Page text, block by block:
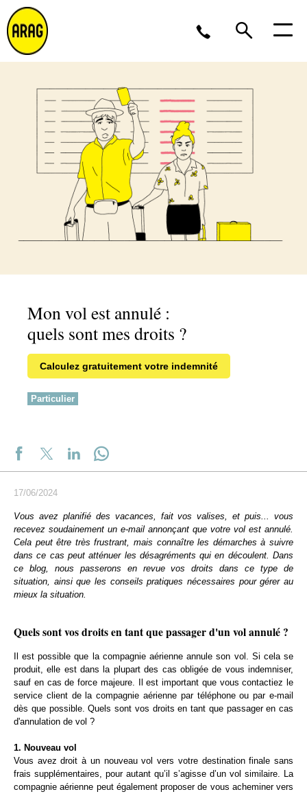
Lu/Je 9 – 17, Ve 9 -16
02 643 12 11
Mon vol est annulé :
quels sont mes droits ?
Calculez gratuitement votre indemnité
Particulier
17/06/2024
Vous avez planifié des vacances, fait vos valises, et puis... vous
recevez soudainement un e-mail annonçant que votre vol est annulé.
Cela peut être très frustrant, mais connaître les démarches à suivre
dans ce cas peut atténuer les désagréments qui en découlent. Dans
ce blog, nous passerons en revue vos droits dans ce type de
situation, ainsi que les conseils pratiques nécessaires pour gérer au
mieux la situation.
Quels sont vos droits en tant que passager d'un vol annulé ?
Il est possible que la compagnie aérienne annule son vol. Si cela se
produit, elle est dans la plupart des cas obligée de vous indemniser,
sauf en cas de force majeure. Il est important que vous contactiez le
service client de la compagnie aérienne par téléphone ou par e-mail
dès que possible. Quels sont vos droits en tant que passager en cas
d'annulation de vol ?
1. Nouveau vol
Vous avez droit à un nouveau vol vers votre destination finale sans
frais supplémentaires, pour autant qu’il s’agisse d’un vol similaire. La
compagnie aérienne peut également proposer de vous acheminer vers